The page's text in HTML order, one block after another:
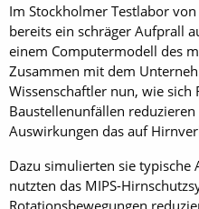
Im Stockholmer Testlabor
bereits ein schräger Aufprall
einem Computermodell des
Zusammen mit dem
Wissenschaftler nun, wie sich
Baustellenunfällen
Auswirkungen das auf
Dazu simulierten sie
nutzten das MIPS-
Rotationsbewegungen